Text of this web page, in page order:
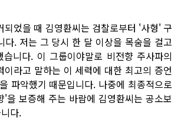
되었을 때 김영환씨는 검찰로부터 '사형' 구
다. 저는 그 당시 한 달 이상을 목숨을 걸고
니다. 이 그룹이야말로 비전향 주사파의
이라고 말하는 이 세력에 대한 최고의 증언
파악했기 때문입니다. 나중에 최종적으로
'을 보증해 주는 바람에 김영환씨는 공소보
다.